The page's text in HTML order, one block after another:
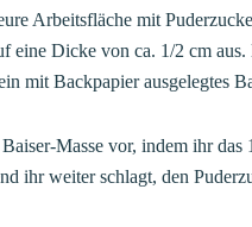
Arbeitsfläche mit
eine Dicke von ca. 1/2 cm aus.
mit Backpapier ausgelegtes
Masse vor, indem ihr
ihr weiter schlagt, den